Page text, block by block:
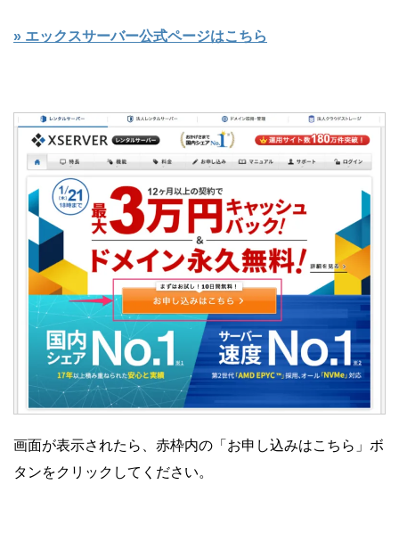
» エックスサーバー公式ページはこちら
画面が表示されたら、赤枠内の「お申し込みはこちら」ボ
タンをクリックしてください。